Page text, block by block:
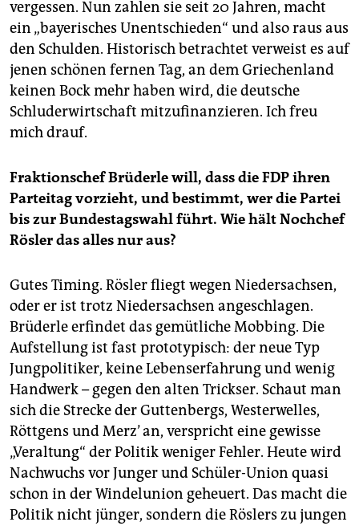
vergessen. Nun zahlen sie seit 20 Jahren, macht
ein „bayerisches Unentschieden“ und also raus aus
den Schulden. Historisch betrachtet verweist es auf
jenen schönen fernen Tag, an dem Griechenland
keinen Bock mehr haben wird, die deutsche
Schluderwirtschaft mitzufinanzieren. Ich freu
mich drauf.
Fraktionschef Brüderle will, dass die FDP ihren
Parteitag vorzieht, und bestimmt, wer die Partei
bis zur Bundestagswahl führt. Wie hält Nochchef
Rösler das alles nur aus?
Gutes Timing. Rösler fliegt wegen Niedersachsen,
oder er ist trotz Niedersachsen angeschlagen.
Brüderle erfindet das gemütliche Mobbing. Die
Aufstellung ist fast prototypisch: der neue Typ
Jungpolitiker, keine Lebenserfahrung und wenig
Handwerk – gegen den alten Trickser. Schaut man
sich die Strecke der Guttenbergs, Westerwelles,
Röttgens und Merz’ an, verspricht eine gewisse
„Veraltung“ der Politik weniger Fehler. Heute wird
Nachwuchs vor Junger und Schüler-Union quasi
schon in der Windelunion geheuert. Das macht die
Politik nicht jünger, sondern die Röslers zu jungen